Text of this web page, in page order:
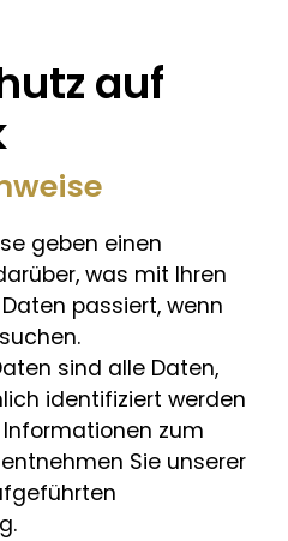
auf
geben einen
was mit Ihren
passiert, wenn
sind alle Daten,
identifiziert werden
zum
Sie unserer